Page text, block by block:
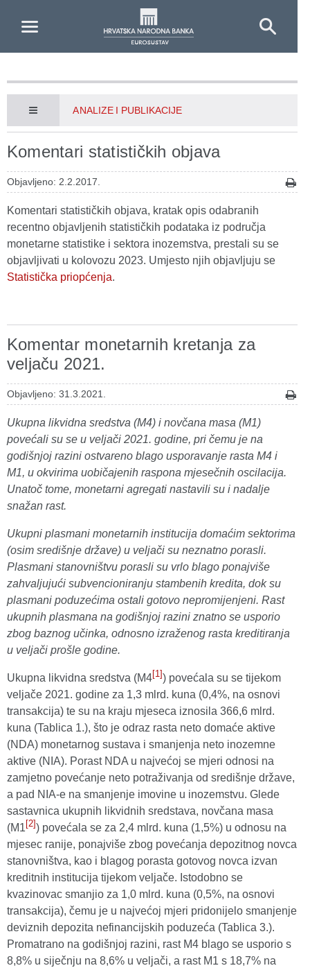
ANALIZE I PUBLIKACIJE
Komentari statističkih objava
Objavljeno: 2.2.2017.
Komentari statističkih objava, kratak opis odabranih
recentno objavljenih statističkih podataka iz područja
monetarne statistike i sektora inozemstva, prestali su se
objavljivati u kolovozu 2023. Umjesto njih objavljuju se
Statistička priopćenja.
Komentar monetarnih kretanja za
veljaču 2021.
Objavljeno: 31.3.2021.
Ukupna likvidna sredstva (M4) i novčana masa (M1)
povećali su se u veljači 2021. godine, pri čemu je na
godišnjoj razini ostvareno blago usporavanje rasta M4 i
M1, u okvirima uobičajenih raspona mjesečnih oscilacija.
Unatoč tome, monetarni agregati nastavili su i nadalje
snažan rast.
Ukupni plasmani monetarnih institucija domaćim sektorima
(osim središnje države) u veljači su neznatno porasli.
Plasmani stanovništvu porasli su vrlo blago ponajviše
zahvaljujući subvencioniranju stambenih kredita, dok su
plasmani poduzećima ostali gotovo nepromijenjeni. Rast
ukupnih plasmana na godišnjoj razini znatno se usporio
zbog baznog učinka, odnosno izraženog rasta kreditiranja
u veljači prošle godine.
Ukupna likvidna sredstva (M4[1]) povećala su se tijekom
veljače 2021. godine za 1,3 mlrd. kuna (0,4%, na osnovi
transakcija) te su na kraju mjeseca iznosila 366,6 mlrd.
kuna (Tablica 1.), što je odraz rasta neto domaće aktive
(NDA) monetarnog sustava i smanjenja neto inozemne
aktive (NIA). Porast NDA u najvećoj se mjeri odnosi na
zamjetno povećanje neto potraživanja od središnje države,
a pad NIA-e na smanjenje imovine u inozemstvu. Glede
sastavnica ukupnih likvidnih sredstava, novčana masa
(M1 [2]) povećala se za 2,4 mlrd. kuna (1,5%) u odnosu na
mjesec ranije, ponajviše zbog povećanja depozitnog novca
stanovništva, kao i blagog porasta gotovog novca izvan
kreditnih institucija tijekom veljače. Istodobno se
kvazinovac smanjio za 1,0 mlrd. kuna (0,5%, na osnovi
transakcija), čemu je u najvećoj mjeri pridonijelo smanjenje
deviznih depozita nefinancijskih poduzeća (Tablica 3.).
Promatrano na godišnjoj razini, rast M4 blago se usporio s
8,8% u siječnju na 8,6% u veljači, a rast M1 s 18,7% na